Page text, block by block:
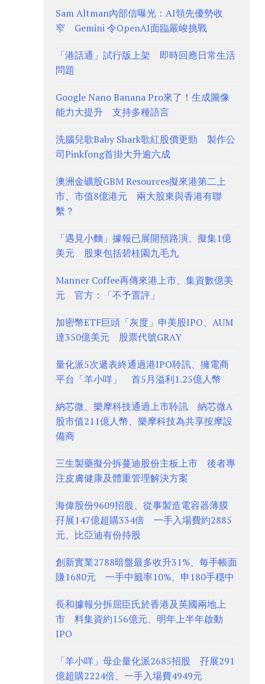
Sam Altman內部信曝光：AI領先優勢收
窄 Gemini 令OpenAI面臨嚴峻挑戰
「港話通」試行版上架 即時回應日常生活
問題
Google Nano Banana Pro來了！生成圖像
能力大提升 支持多種語言
洗腦兒歌Baby Shark歌紅股價更勁 製作公
司Pinkfong首掛大升逾六成
澳洲金礦股GBM Resources擬來港第二上
市、市值8億港元 兩大股東與香港有聯
繫？
「遇見小麵」據報已展開預路演、擬集1億
美元 股東包括碧桂園九毛九
Manner Coffee再傳來港上市、集資數億美
元 官方：「不予置評」
加密幣ETF巨頭「灰度」申美股IPO、AUM
達350億美元 股票代號GRAY
量化派5次遞表終通過港IPO聆訊、擁電商
平台「羊小咩」 首5月溢利1.25億人幣
納芯微、樂摩科技通過上市聆訊 納芯微A
股市值211億人幣、樂摩科技為共享按摩設
備商
三生製藥擬分拆蔓迪股份主板上市 後者專
注皮膚健康及體重管理解決方案
海偉股份9609招股、從事製造電容器薄膜
孖展147億超購334倍 一手入場費約2885
元、比亞迪有份持股
創新實業2788暗盤最多收升31%、每手帳面
賺1680元 一手中籤率10%、申180手穩中
長和據報分拆屈臣氏於香港及英國兩地上
市 料集資約156億元、明年上半年啟動
IPO
「羊小咩」母企量化派2685招股 孖展291
億超購2224倍、一手入場費4949元